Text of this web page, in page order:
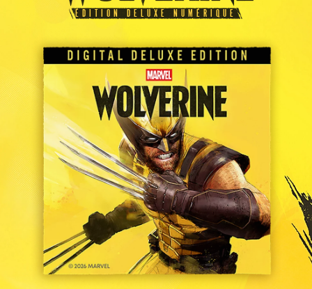
ÉDITION DELUXE NUMÉRIQUE